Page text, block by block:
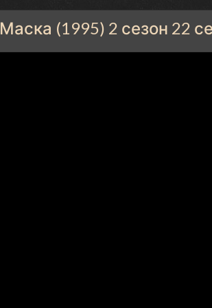
Маска (1995) 2 сезон 22